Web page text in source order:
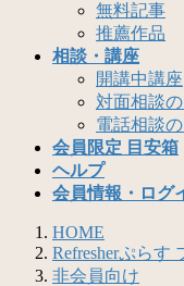
無料記事
推薦作品
相談・講座
開講中講座
対面相談
電話相談
会員限定 目安箱
ヘルプ
会員情報・ログ
HOME
Refresherぷらす
非会員向け